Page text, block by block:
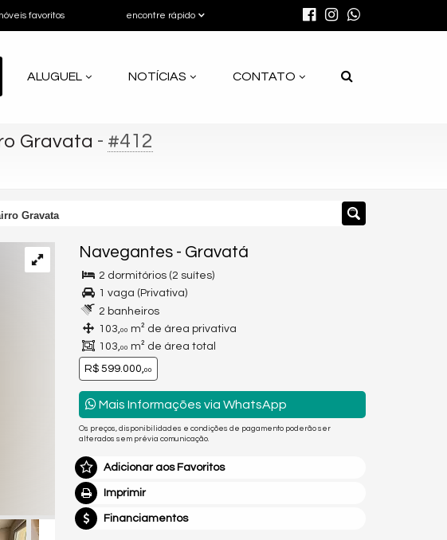
encontre rápido
favoritos
ALUGUEL NOTÍCIAS CONTATO
Gravata - #412
Gravata
Navegantes - Gravatá
2 dormitórios (2 suítes)
1 vaga (Privativa)
2 banheiros
103,00 m² de área privativa
103,00 m² de área total
R$ 599.000,00
Mais Informações via WhatsApp
Os preços, disponibilidades e condições de pagamento poderão ser
alterados sem prévia comunicação.
Adicionar aos Favoritos
Imprimir
Financiamentos